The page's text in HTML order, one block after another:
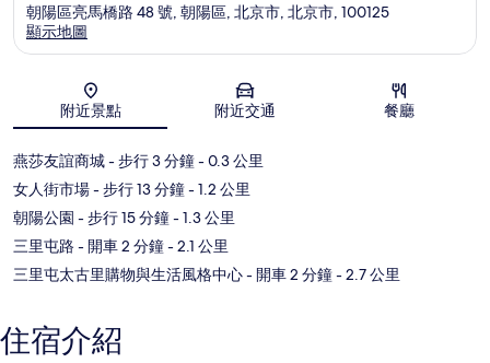
地圖
朝陽區亮馬橋路 48 號, 朝陽區, 北京市, 北京市, 100125
顯示地圖
附近景點 附近交通 餐廳
燕莎友誼商城- 步行 3 分鐘- 0.3 公里
女人街市場- 步行 13 分鐘- 1.2 公里
朝陽公園 - 步行 15 分鐘- 1.3 公里
三里屯路 - 開車 2 分鐘- 2.1 公里
三里屯太古里購物與生活風格中心- 開車 2 分鐘- 2.7 公里
住宿介紹